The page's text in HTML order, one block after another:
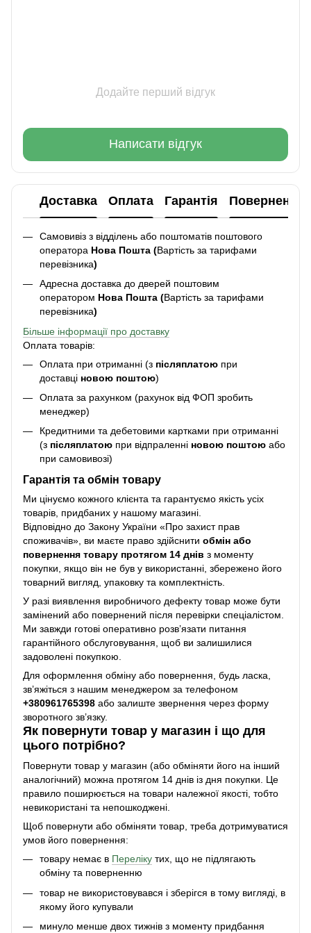
Додайте перший відгук
Написати відгук
Доставка Оплата Гарантія Повернення
Самовивіз з відділень або поштоматів поштового
оператора Нова Пошта (Вартість за тарифами
перевізника)
Адресна доставка до дверей поштовим
оператором Нова Пошта (Вартість за тарифами
перевізника)
Більше інформації про доставку
Оплата товарів:
Оплата при отриманні (з післяплатою при
доставці новою поштою)
Оплата за рахунком (рахунок від ФОП зробить
менеджер)
Кредитними та дебетовими картками при отриманні
(з післяплатою при відпраленні новою поштою або
при самовивозі)
Гарантія та обмін товару
Ми цінуємо кожного клієнта та гарантуємо якість усіх
товарів, придбаних у нашому магазині.
Відповідно до Закону України «Про захист прав
споживачів», ви маєте право здійснити обмін або
повернення товару протягом 14 днів з моменту
покупки, якщо він не був у використанні, збережено його
товарний вигляд, упаковку та комплектність.
У разі виявлення виробничого дефекту товар може бути
замінений або повернений після перевірки спеціалістом.
Ми завжди готові оперативно розв’язати питання
гарантійного обслуговування, щоб ви залишилися
задоволені покупкою.
Для оформлення обміну або повернення, будь ласка,
зв’яжіться з нашим менеджером за телефоном
+380961765398 або залиште звернення через форму
зворотного зв’язку.
Як повернути товар у магазин і що для
цього потрібно?
Повернути товар у магазин (або обміняти його на інший
аналогічний) можна протягом 14 днів із дня покупки. Це
правило поширюється на товари належної якості, тобто
невикористані та непошкоджені.
Щоб повернути або обміняти товар, треба дотримуватися
умов його повернення:
товару немає в Переліку тих, що не підлягають
обміну та поверненню
товар не використовувався і зберігся в тому вигляді, в
якому його купували
минуло менше двох тижнів з моменту придбання